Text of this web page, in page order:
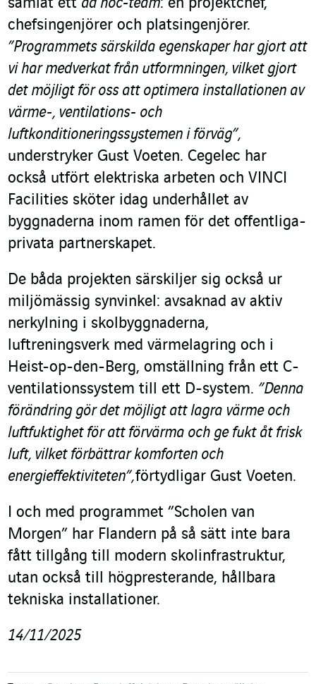
samlat ett ad hoc-team: en projektchef,
chefsingenjörer och platsingenjörer.
”Programmets särskilda egenskaper har gjort att
vi har medverkat från utformningen, vilket gjort
det möjligt för oss att optimera installationen av
värme-, ventilations- och
luftkonditioneringssystemen i förväg”,
understryker Gust Voeten. Cegelec har
också utfört elektriska arbeten och VINCI
Facilities sköter idag underhållet av
byggnaderna inom ramen för det offentliga-
privata partnerskapet.
De båda projekten särskiljer sig också ur
miljömässig synvinkel: avsaknad av aktiv
nerkylning i skolbyggnaderna,
luftreningsverk med värmelagring och i
Heist-op-den-Berg, omställning från ett C-
ventilationssystem till ett D-system. ”Denna
förändring gör det möjligt att lagra värme och
luftfuktighet för att förvärma och ge fukt åt frisk
luft, vilket förbättrar komforten och
energieffektiviteten”,förtydligar Gust Voeten.
I och med programmet ”Scholen van
Morgen” har Flandern på så sätt inte bara
fått tillgång till modern skolinfrastruktur,
utan också till högpresterande, hållbara
tekniska installationer.
14/11/2025